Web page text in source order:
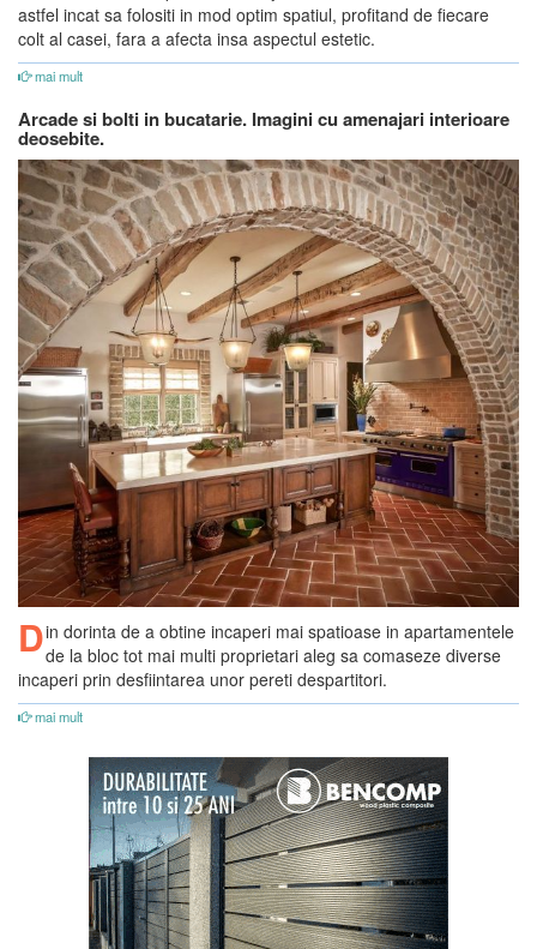
astfel incat sa folositi in mod optim spatiul, profitand de fiecare
colt al casei, fara a afecta insa aspectul estetic.
mai mult
Arcade si bolti in bucatarie. Imagini cu amenajari interioare
deosebite.
Din dorinta de a obtine incaperi mai spatioase in apartamentele
de la bloc tot mai multi proprietari aleg sa comaseze diverse
incaperi prin desfiintarea unor pereti despartitori.
mai mult